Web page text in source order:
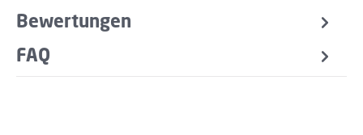
Bewertungen
FAQ